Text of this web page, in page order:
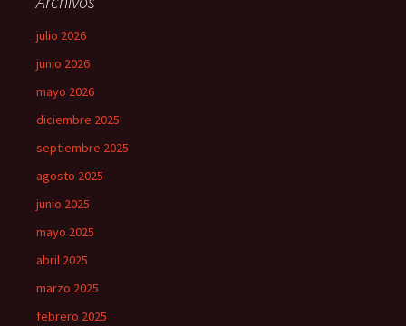
julio 2026
junio 2026
mayo 2026
diciembre 2025
septiembre 2025
agosto 2025
junio 2025
mayo 2025
abril 2025
marzo 2025
febrero 2025